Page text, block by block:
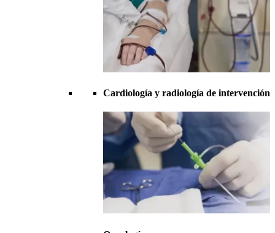
Cardiología y radiología de intervención